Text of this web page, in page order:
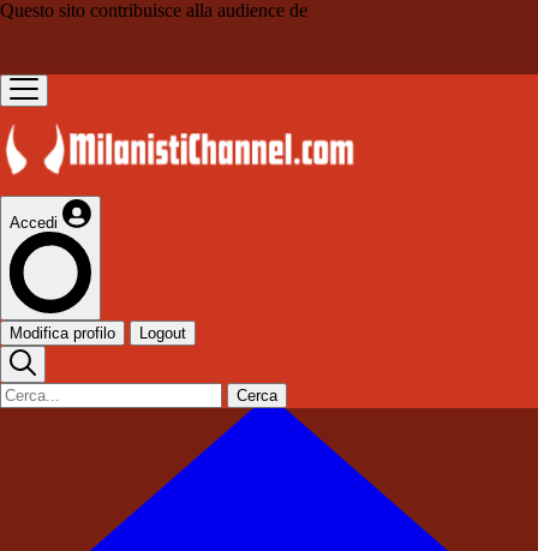
Questo sito contribuisce alla audience de
Accedi
Modifica profilo Logout
Cerca